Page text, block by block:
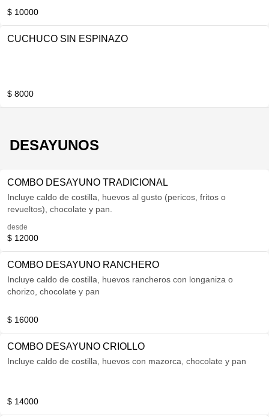
$ 10000
CUCHUCO SIN ESPINAZO
$ 8000
DESAYUNOS
COMBO DESAYUNO TRADICIONAL
Incluye caldo de costilla, huevos al gusto (pericos, fritos o
revueltos), chocolate y pan.
desde
$ 12000
COMBO DESAYUNO RANCHERO
Incluye caldo de costilla, huevos rancheros con longaniza o
chorizo, chocolate y pan
$ 16000
COMBO DESAYUNO CRIOLLO
Incluye caldo de costilla, huevos con mazorca, chocolate y pan
$ 14000